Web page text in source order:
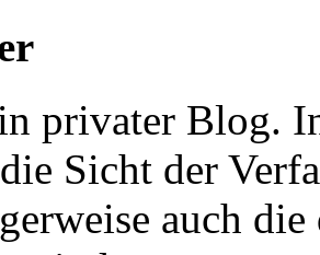
privater Blog.
Sicht der
auch